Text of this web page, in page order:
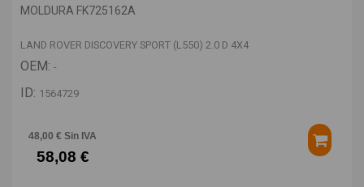
MOLDURA FK725162A
LAND ROVER DISCOVERY SPORT (L550) 2.0 D 4X4
OEM: -
ID: 1564729
48,00 € Sin IVA
58,08 €